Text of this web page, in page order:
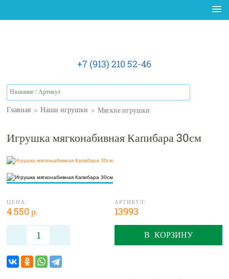
+7 (913) 210 52-46
Главная > Наши игрушки > Мягкие игрушки
Игрушка мягконабивная Капибара 30см
ЦЕНА:
4 550 р.
АРТИКУЛ:
13993
В КОРЗИНУ